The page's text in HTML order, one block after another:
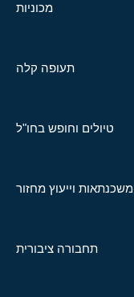
מכוניות
תעופה קלה
טיולים וחופש בחו"ל
משכנתאות וייעוץ מחזור
תחבורה ציבורית